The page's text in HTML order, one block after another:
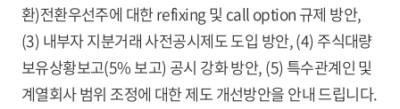
환)전환우선주에 대한 refixing 및 call option 규제 방안,
(3) 내부자 지분거래 사전공시제도 도입 방안, (4) 주식대량
보유상황보고(5% 보고) 공시 강화 방안, (5) 특수관계인 및
계열회사 범위 조정에 대한 제도 개선방안을 안내 드립니다.